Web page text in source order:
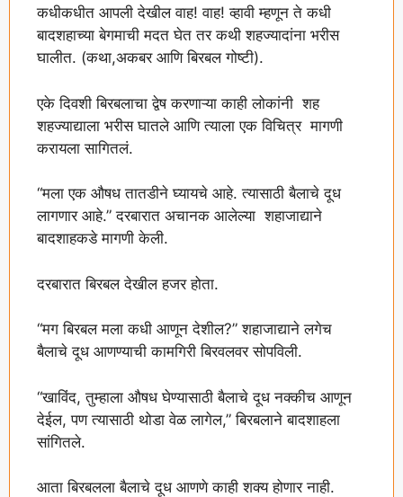
कधीकधीत आपली देखील वाह! वाह! व्हावी म्हणून ते कधी
बादशहाच्या बेगमाची मदत घेत तर कथी शहज्यादांना भरीस
घालीत. (कथा,अकबर आणि बिरबल गोष्टी).
एके दिवशी बिरबलाचा द्वेष करणाऱ्या काही लोकांनी शह
शहज्याद्याला भरीस घातले आणि त्याला एक विचित्र मागणी
करायला सागितलं.
“मला एक औषध तातडीने घ्यायचे आहे. त्यासाठी बैलाचे दूध
लागणार आहे.” दरबारात अचानक आलेल्या शहाजाद्याने
बादशाहकडे मागणी केली.
दरबारात बिरबल देखील हजर होता.
“मग बिरबल मला कधी आणून देशील?” शहाजाद्याने लगेच
बैलाचे दूध आणण्याची कामगिरी बिरवलवर सोपविली.
“खाविंद, तुम्हाला औषध घेण्यासाठी बैलाचे दूध नक्कीच आणून
देईल, पण त्यासाठी थोडा वेळ लागेल,” बिरबलाने बादशाहला
सांगितले.
आता बिरबलला बैलाचे दूध आणणे काही शक्‍य होणार नाही.